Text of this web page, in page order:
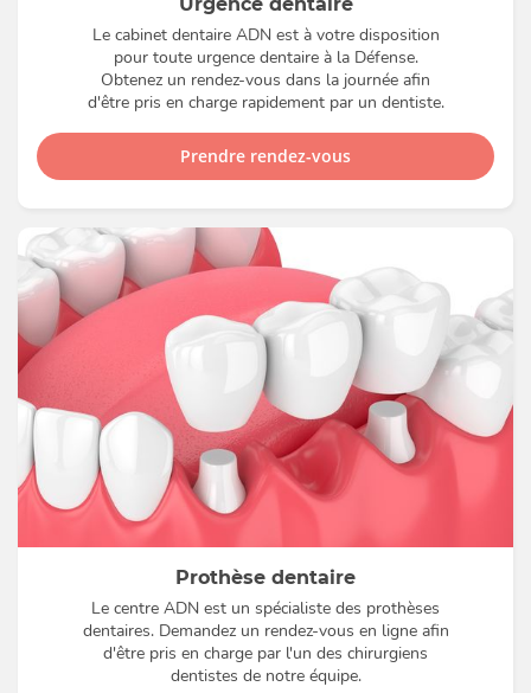
Le cabinet dentaire ADN est à votre disposition
pour toute urgence dentaire à la Défense.
Obtenez un rendez-vous dans la journée afin
d'être pris en charge rapidement par un dentiste.
Prendre rendez-vous
Prothèse dentaire
Le centre ADN est un spécialiste des prothèses
dentaires. Demandez un rendez-vous en ligne afin
d'être pris en charge par l'un des chirurgiens
dentistes de notre équipe.